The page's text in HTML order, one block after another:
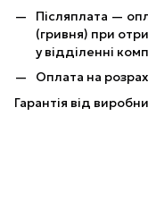
Післяплата —
(гривня) при
у відділенні
Оплата на
Гарантія від